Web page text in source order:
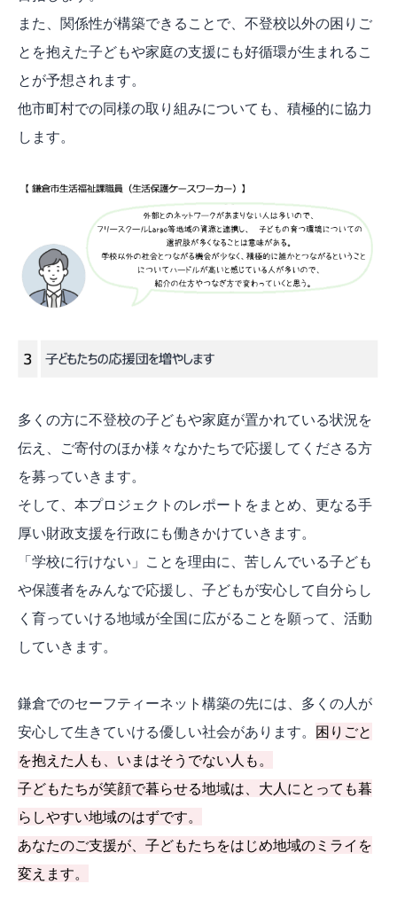
また、関係性が構築できることで、不登校以外の困りご
とを抱えた子どもや家庭の支援にも好循環が生まれるこ
とが予想されます。
他市町村での同様の取り組みについても、積極的に協力
します。
多くの方に不登校の子どもや家庭が置かれている状況を
伝え、ご寄付のほか様々なかたちで応援してくださる方
を募っていきます。
そして、本プロジェクトのレポートをまとめ、更なる手
厚い財政支援を行政にも働きかけていきます。
「学校に行けない」ことを理由に、苦しんでいる子ども
や保護者をみんなで応援し、子どもが安心して自分らし
く育っていける地域が全国に広がることを願って、活動
していきます。
鎌倉でのセーフティーネット構築の先には、多くの人が
安心して生きていける優しい社会があります。 困りごと
を抱えた人も、いまはそうでない人も。
子どもたちが笑顔で暮らせる地域は、大人にとっても暮
らしやすい地域のはずです。
あなたのご支援が、子どもたちをはじめ地域のミライを
変えます。